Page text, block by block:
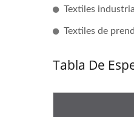
Textiles
Textiles de
Tabla De